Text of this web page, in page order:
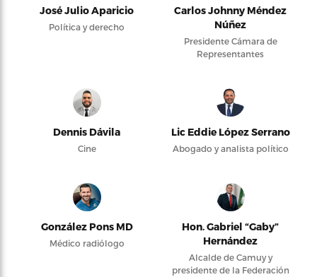
José Julio Aparicio
Política y derecho
Carlos Johnny Méndez
Núñez
Presidente Cámara de
Representantes
Dennis Dávila
Cine
Lic Eddie López Serrano
Abogado y analista político
González Pons MD
Médico radiólogo
Hon. Gabriel “Gaby”
Hernández
Alcalde de Camuy y
presidente de la Federación